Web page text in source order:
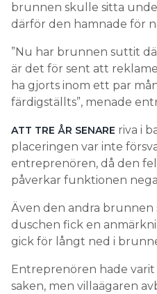
brunnen skulle sitta
därför den hamnade för
”Nu har brunnen suttit
är det för sent att
ha gjorts inom ett par
färdigställts”, menade
ATT TRE ÅR SENARE riva i
placeringen var inte
entreprenören, då den
påverkar funktionen
Även den andra brunnen
duschen fick en
gick för långt ned i
Entreprenören hade
saken, men villaägaren